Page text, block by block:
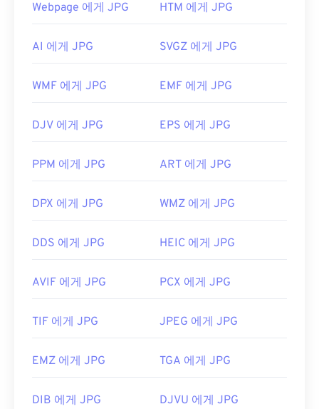
뷰어를 원하시면XnView MP를사용해 보세요.
최초 출시: 2001년
https://whatis.techtarget.com/fileformat/RAW-
JPG 파일은Chrome
과 같은 인기 웹 브라우저,
Apple Preview
와 같은 Mac OS 애플리케이션에서
면이미지 크기 조정
도구를 사용하세요.
최초 출시:
관련 JPG 도구:
세요
Webpage 에게 JPG HTM 에게 JPG
AI 에게 JPG SVGZ 에게 JPG
WMF 에게 JPG EMF 에게 JPG
DJV 에게 JPG EPS 에게 JPG
PPM 에게 JPG ART 에게 JPG
DPX 에게 JPG WMZ 에게 JPG
DDS 에게 JPG HEIC 에게 JPG
AVIF 에게 JPG PCX 에게 JPG
TIF 에게 JPG JPEG 에게 JPG
EMZ 에게 JPG TGA 에게 JPG
DIB 에게 JPG DJVU 에게 JPG